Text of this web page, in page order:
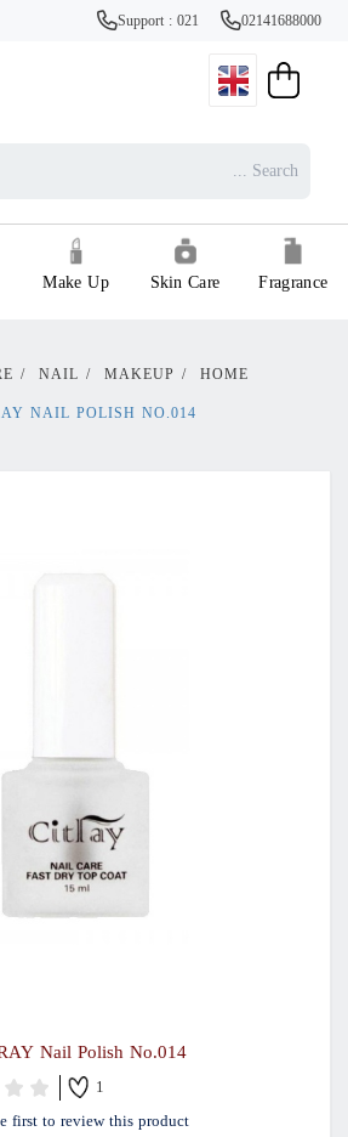
Support : 021 02141688000
Fragrance
Skin Care
Make Up
HOME
/
MAKEUP
/
NAIL
/
NAIL POLISH NO.014
Nail Polish No.014
1
first to review this product